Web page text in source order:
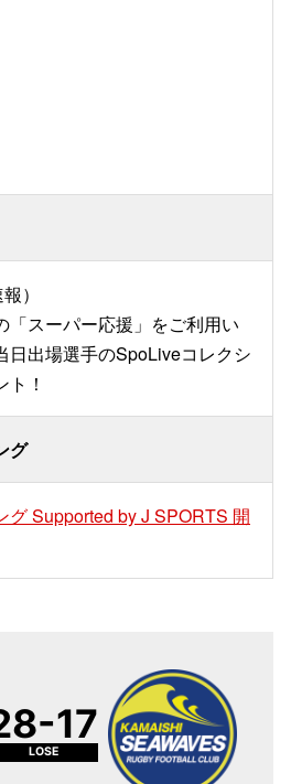
）
「スーパー応援」をご利用い
日出場選手のSpoLiveコレクシ
！
グ
グ Supported by J SPORTS 開
17
LOSE